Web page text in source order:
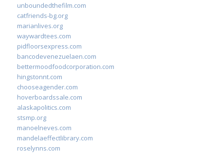
unboundedthefilm.com
catfriends-bg.org
marianlives.org
waywardtees.com
pidfloorsexpress.com
bancodevenezuelaen.com
bettermoodfoodcorporation.com
hingstonnt.com
chooseagender.com
hoverboardssale.com
alaskapolitics.com
stsmp.org
manoelneves.com
mandelaeffectlibrary.com
roselynns.com